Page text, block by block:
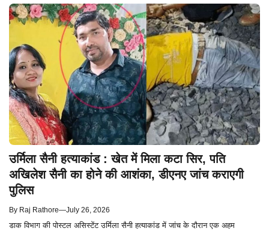
उर्मिला सैनी हत्याकांड : खेत में मिला कटा सिर, पति
अखिलेश सैनी का होने की आशंका, डीएनए जांच कराएगी
पुलिस
By Raj Rathore—July 26, 2026
डाक विभाग की पोस्टल असिस्टेंट उर्मिला सैनी हत्याकांड में जांच के दौरान एक अहम